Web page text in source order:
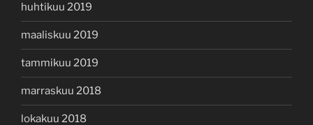
huhtikuu 2019
maaliskuu 2019
tammikuu 2019
marraskuu 2018
lokakuu 2018